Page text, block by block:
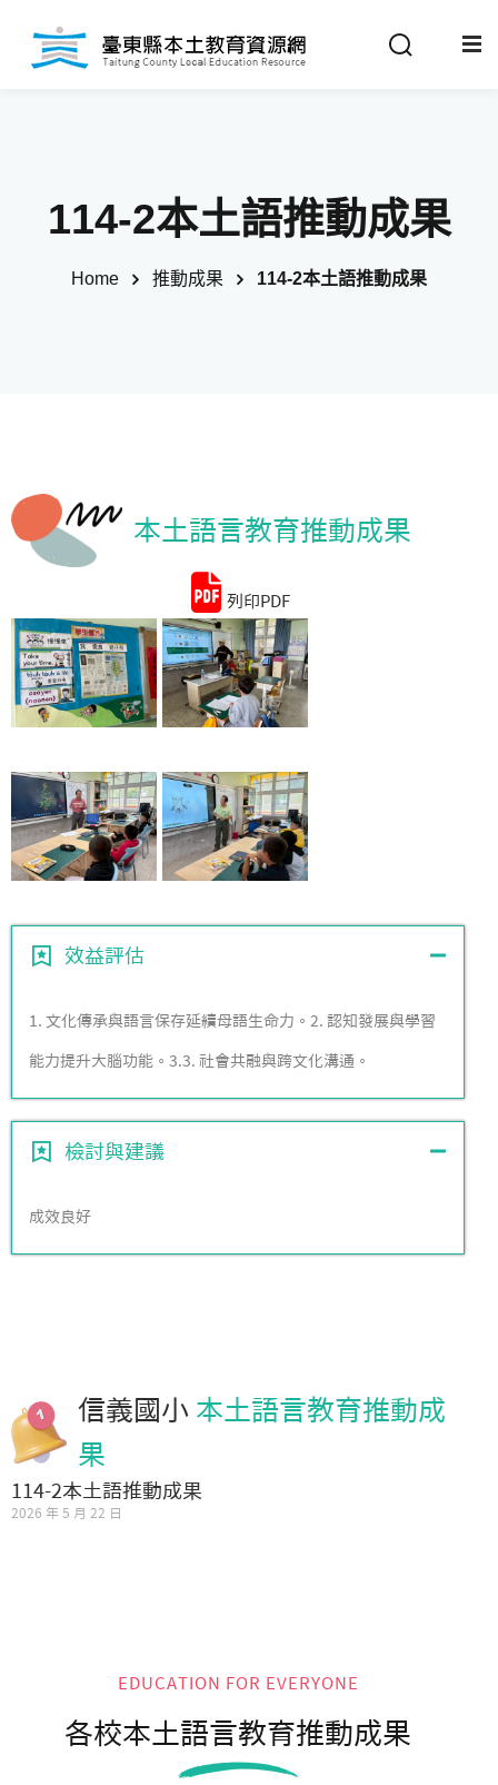
新消息
開課情形
計資料
114-2本土語推動成果
Home 推動成果 114-2本土語推動成果
本土語言教育推動成果
列印PDF
效益評估
1. 文化傳承與語言保存延續母語生命力。2. 認知發展與學習
能力提升大腦功能。3.3. 社會共融與跨文化溝通。
檢討與建議
成效良好
信義國小 本土語言教育推動成
果
114-2本土語推動成果
2026 年 5 月 22 日
EDUCATION FOR EVERYONE
各校本土語言教育推動成果
Sign in Sign up